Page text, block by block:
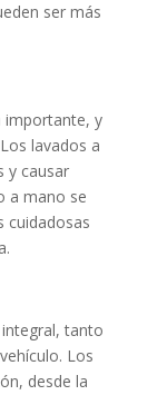
ser más
importante, y
lavados a
y causar
a mano se
cuidadosas
tanto
Los
desde la